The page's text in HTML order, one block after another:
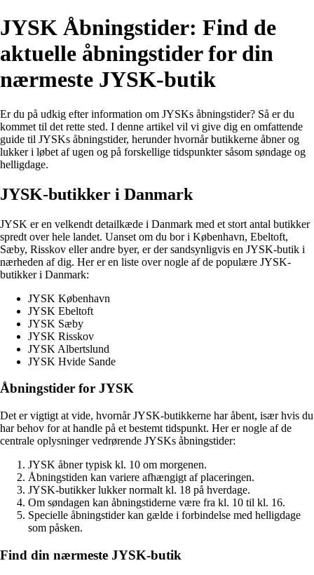
JYSK Åbningstider: Find de
aktuelle åbningstider for din
nærmeste JYSK-butik
Er du på udkig efter information om JYSKs åbningstider? Så er du
kommet til det rette sted. I denne artikel vil vi give dig en omfattende
guide til JYSKs åbningstider, herunder hvornår butikkerne åbner og
lukker i løbet af ugen og på forskellige tidspunkter såsom søndage og
helligdage.
JYSK-butikker i Danmark
JYSK er en velkendt detailkæde i Danmark med et stort antal butikker
spredt over hele landet. Uanset om du bor i København, Ebeltoft,
Sæby, Risskov eller andre byer, er der sandsynligvis en JYSK-butik i
nærheden af dig. Her er en liste over nogle af de populære JYSK-
butikker i Danmark:
JYSK København
JYSK Ebeltoft
JYSK Sæby
JYSK Risskov
JYSK Albertslund
JYSK Hvide Sande
Åbningstider for JYSK
Det er vigtigt at vide, hvornår JYSK-butikkerne har åbent, især hvis du
har behov for at handle på et bestemt tidspunkt. Her er nogle af de
centrale oplysninger vedrørende JYSKs åbningstider:
JYSK åbner typisk kl. 10 om morgenen.
Åbningstiden kan variere afhængigt af placeringen.
JYSK-butikker lukker normalt kl. 18 på hverdage.
Om søndagen kan åbningstiderne være fra kl. 10 til kl. 16.
Specielle åbningstider kan gælde i forbindelse med helligdage
som påsken.
Find din nærmeste JYSK-butik